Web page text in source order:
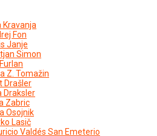
Kravanja
Fon
Janje
Simon
Z. Tomažin
Drašler
Draksler
Zabric
Osojnik
Lasič
Valdés San Emeterio